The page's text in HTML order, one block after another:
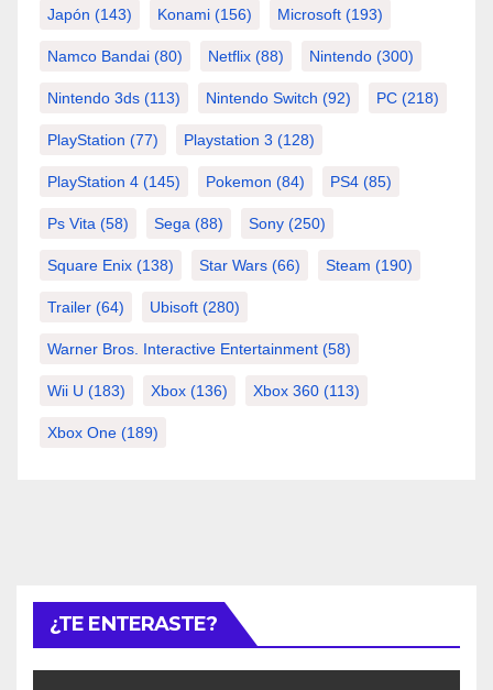
Japón (143) Konami (156) Microsoft (193)
Namco Bandai (80) Netflix (88) Nintendo (300)
Nintendo 3ds (113) Nintendo Switch (92) PC (218)
PlayStation (77) Playstation 3 (128)
PlayStation 4 (145) Pokemon (84) PS4 (85)
Ps Vita (58) Sega (88) Sony (250)
Square Enix (138) Star Wars (66) Steam (190)
Trailer (64) Ubisoft (280)
Warner Bros. Interactive Entertainment (58)
Wii U (183) Xbox (136) Xbox 360 (113)
Xbox One (189)
¿TE ENTERASTE?